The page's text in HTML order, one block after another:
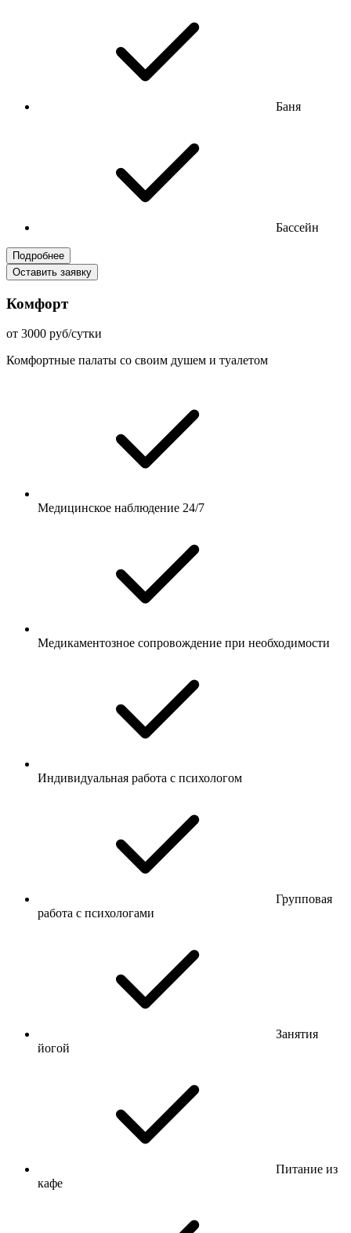
Баня
Бассейн
Подробнее
Оставить заявку
Комфорт
от 3000 руб/сутки
Комфортные палаты со своим душем и туалетом
Медицинское наблюдение 24/7
Медикаментозное сопровождение при необходимости
Индивидуальная работа с психологом
Групповая
работа с психологами
Занятия
йогой
Питание из
кафе